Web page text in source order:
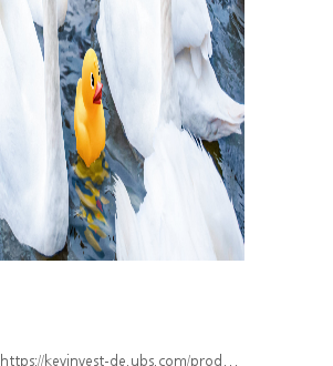
https://keyinvest-de.ubs.com/produkt/detail/index/isin/DE000WA6Y869